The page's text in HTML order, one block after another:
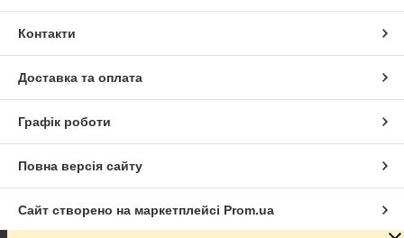
Контакти
Доставка та оплата
Графік роботи
Повна версія сайту
Сайт створено на маркетплейсі Prom.ua